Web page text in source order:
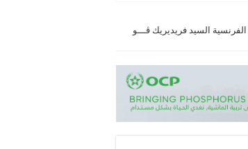
السيد فريديريك ڤـــو